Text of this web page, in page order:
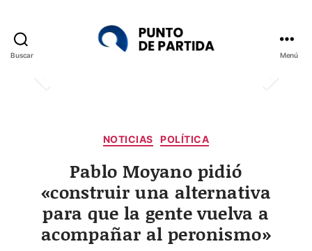
Buscar Menú
Categorías
NOTICIAS POLÍTICA
Pablo Moyano pidió
«construir una alternativa
para que la gente vuelva a
acompañar al peronismo»